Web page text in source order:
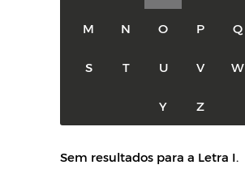
M N O P Q
S T U V W
Y Z
Sem resultados para a Letra I.